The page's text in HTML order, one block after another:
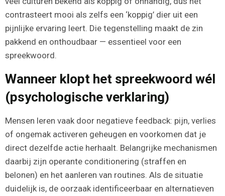
contrasteert mooi als zelfs een ‘koppig’ dier uit een
pijnlijke ervaring leert. Die tegenstelling maakt de zin
pakkend en onthoudbaar — essentieel voor een
spreekwoord.
Wanneer klopt het spreekwoord wél
(psychologische verklaring)
Mensen leren vaak door negatieve feedback: pijn, verlies
of ongemak activeren geheugen en voorkomen dat je
direct dezelfde actie herhaalt. Belangrijke mechanismen
daarbij zijn operante conditionering (straffen en
belonen) en het aanleren van routines. Als de situatie
duidelijk is, de oorzaak identificeerbaar en alternatieven